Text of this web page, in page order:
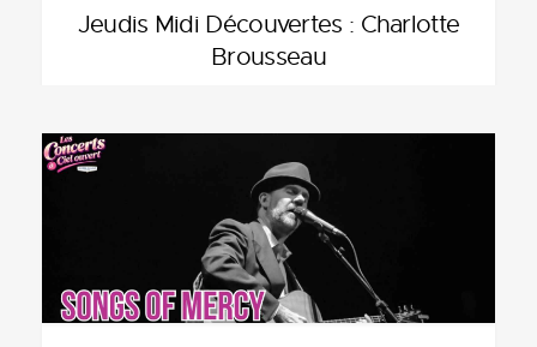
Jeudis Midi Découvertes : Charlotte
Brousseau